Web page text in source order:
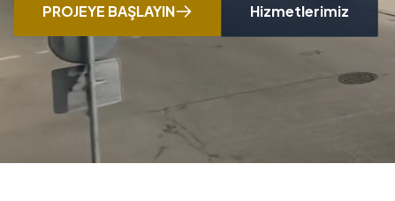
PROJEYE BAŞLAYIN Hizmetlerimiz